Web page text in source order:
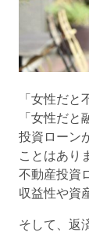
「女性だ
「女性だ
投資ローン
ことはあり
不動産投資
収益性や資
そして、返